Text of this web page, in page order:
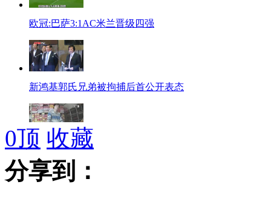
欧冠:巴萨3:1AC米兰晋级四强
新鸿基郭氏兄弟被拘捕后首公开表态
记者探秘殡葬用品价格
0顶 收藏
分享到：